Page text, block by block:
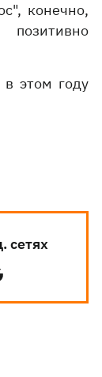
конечно,
этом году
сетях